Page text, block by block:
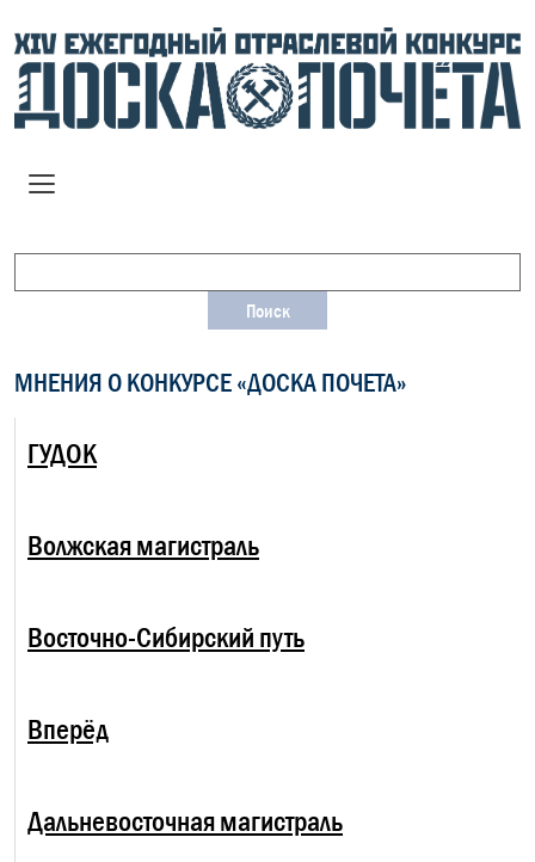
МНЕНИЯ О КОНКУРСЕ «ДОСКА ПОЧЕТА»
ГУДОК
Волжская магистраль
Восточно-Сибирский путь
Вперёд
Дальневосточная магистраль